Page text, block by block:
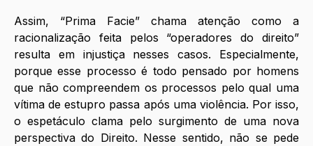
Assim, “Prima Facie” chama atenção como a
racionalização feita pelos “operadores do direito”
resulta em injustiça nesses casos. Especialmente,
porque esse processo é todo pensado por homens
que não compreendem os processos pelo qual uma
vítima de estupro passa após uma violência. Por isso,
o espetáculo clama pelo surgimento de uma nova
perspectiva do Direito. Nesse sentido, não se pede